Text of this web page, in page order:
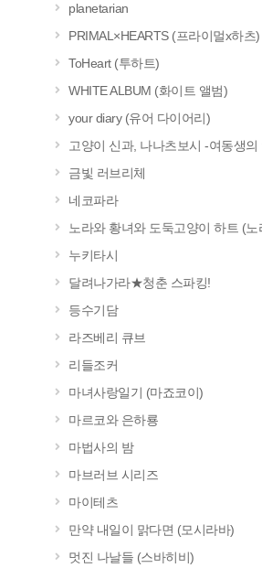
planetarian
PRIMAL×HEARTS (프라이멀x하츠)
ToHeart (투하트)
WHITE ALBUM (화이트 앨범)
your diary (유어 다이어리)
고양이 신과, 나나츠보시 -여동생의
금빛 러브리체
네코파라
노라와 황녀와 도둑고양이 하트 (노
누키타시
달려나가라★청춘 스파킹!
등수기담
라즈베리 큐브
리들조커
마녀사랑일기 (마죠코이)
마르코와 은하룡
마법사의 밤
마브러브 시리즈
마이테츠
만약 내일이 맑다면 (모시라바)
멋진 나날들 (스바히비)